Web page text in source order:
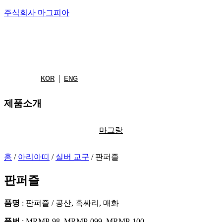
주식회사 마그피아
KOR ENG
제품소개
마그랑
홈 / 아리아띠 / 실버 교구 / 판퍼즐
판퍼즐
품명 : 판퍼즐 / 공산, 흑싸리, 매화